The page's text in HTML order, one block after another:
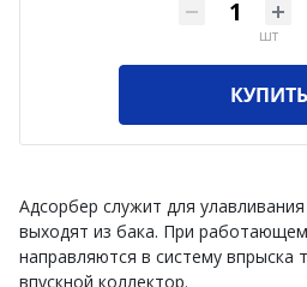
шт
КУПИТЬ
Адсорбер служит для
выходят из бака. При
направляются в систему впрыска
впускной коллектор.